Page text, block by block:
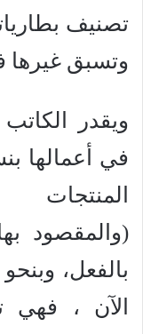
تصنيف
وتسبق غيرها
ويقدر
المنتجات
(والمقصود